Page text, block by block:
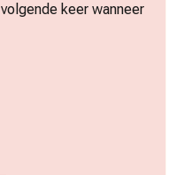
keer wanneer